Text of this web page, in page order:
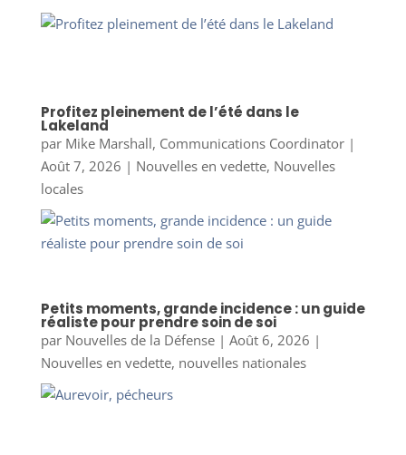
Profitez pleinement de l’été dans le
Lakeland
par Mike Marshall, Communications Coordinator|
Août 7, 2026 | Nouvelles en vedette, Nouvelles
locales
Petits moments, grande incidence : un guide
réaliste pour prendre soin de soi
par Nouvelles de la Défense| Août 6, 2026 |
Nouvelles en vedette, nouvelles nationales